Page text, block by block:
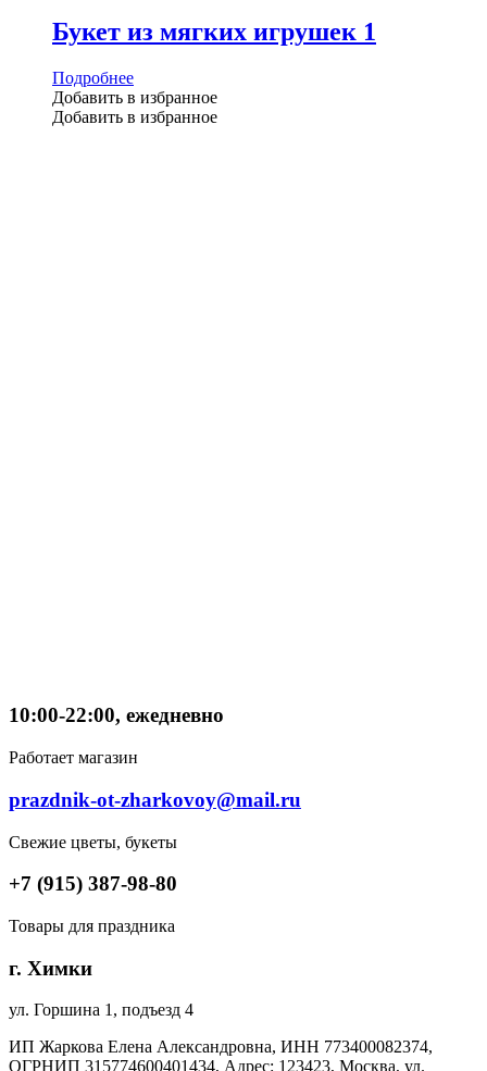
Букет из мягких игрушек 1
Подробнее
Добавить в избранное
Добавить в избранное
10:00-22:00, ежедневно
Работает магазин
prazdnik-ot-zharkovoy@mail.ru
Свежие цветы, букеты
+7 (915) 387-98-80
Товары для праздника
г. Химки
ул. Горшина 1, подъезд 4
ИП Жаркова Елена Александровна, ИНН 773400082374,
ОГРНИП 315774600401434, Адрес: 123423, Москва, ул.